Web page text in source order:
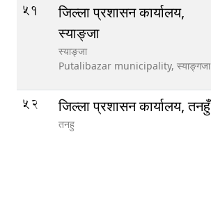
51
जिल्ला प्रशासन कार्यालय,
स्याङ्जा
स्याङ्जा
Putalibazar municipality, स्याङ्गजा
52 जिल्ला प्रशासन कार्यालय, तनहुँ
तनहु